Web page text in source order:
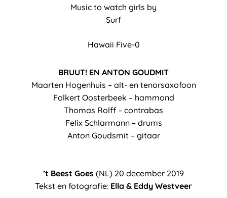
Music to watch girls by
Surf
Hawaii Five-0
BRUUT! EN ANTON GOUDMIT
Maarten Hogenhuis – alt- en tenorsaxofoon
Folkert Oosterbeek – hammond
Thomas Rolff – contrabas
Felix Schlarmann – drums
Anton Goudsmit – gitaar
’t Beest Goes (NL) 20 december 2019
Tekst en fotografie: Ella & Eddy Westveer